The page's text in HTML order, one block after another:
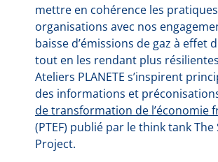
mettre en cohérence les
organisations avec nos
baisse d’émissions de gaz à effet
tout en les rendant plus
Ateliers PLANETE s’inspirent
des informations et
de transformation de l’économie
(PTEF) publié par le think tank The
Project.